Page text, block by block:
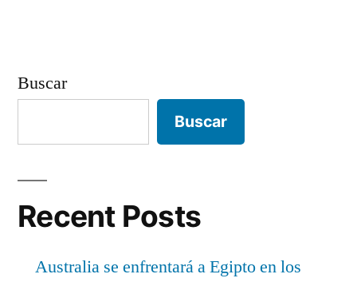
Buscar
Buscar
Recent Posts
Australia se enfrentará a Egipto en los